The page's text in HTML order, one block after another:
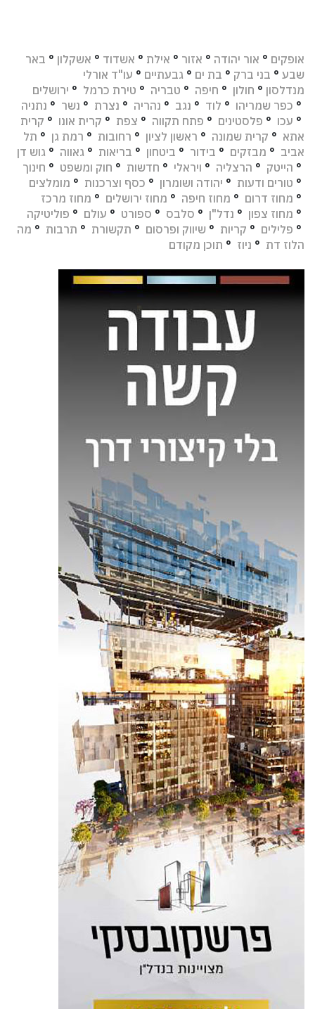
אופקים ° אור יהודה ° אזור ° אילת ° אשדוד ° אשקלון ° באר
שבע ° בני ברק ° בת ים ° גבעתיים ° עו"ד אורלי
מנדלסון ° חולון ° חיפה ° טבריה ° טירת כרמל ° ירושלים
° כפר שמריהו ° לוד ° נגב ° נהריה ° נצרת ° נשר ° נתניה
° עכו ° פלסטינים ° פתח תקווה ° צפת ° קרית אונו ° קרית
אתא ° קרית שמונה ° ראשון לציון ° רחובות ° רמת גן ° תל
אביב ° מבזקים ° בידור ° ביטחון ° בריאות ° גאווה ° גוש דן
° הייטק ° הרצליה ° ויראלי ° חדשות ° חוק ומשפט ° חינוך
° טורים ודעות ° יהודה ושומרון ° כסף וצרכנות ° מומלצים
° מחוז דרום ° מחוז חיפה ° מחוז ירושלים ° מחוז מרכז
° מחוז צפון ° נדל"ן ° סלבס ° ספורט ° עולם ° פוליטיקה
° פלילים ° קריות ° שיווק ופרסום ° תקשורת ° תרבות ° מה
הלוז דת ° ניוז ° תוכן מקודם